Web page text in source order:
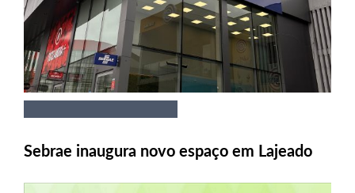
Sebrae inaugura novo espaço em Lajeado